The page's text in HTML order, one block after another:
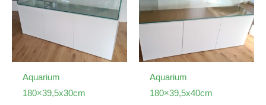
Aquarium
180×39,5x30cm
Aquarium
180×39,5x40cm